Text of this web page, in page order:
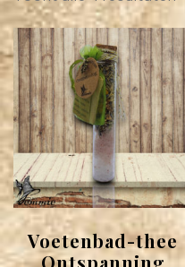
Voetenbad-thee
Ontspanning